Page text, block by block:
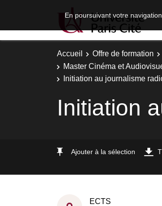
En poursuivant votre
Accueil Offre de formation
Master Cinéma et
Initiation au journalisme
Initiation
Ajouter à la sélection
ECTS